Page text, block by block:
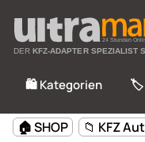
24 Stunden
DERKFZ-ADAPTER SPEZIALIST
🛍️ Kategorien 🏷️
🏠 SHOP 📁 KFZ